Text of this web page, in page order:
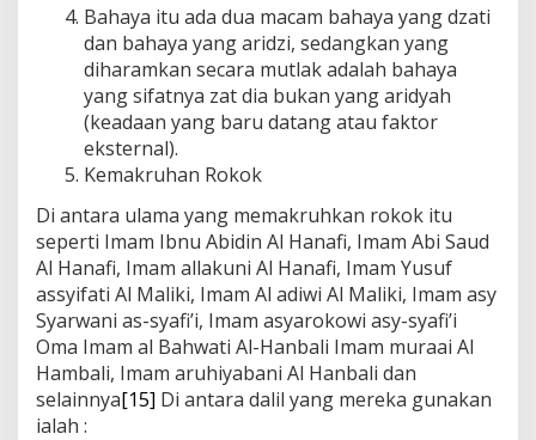
Bahaya itu ada dua macam bahaya yang dzati
dan bahaya yang aridzi, sedangkan yang
diharamkan secara mutlak adalah bahaya
yang sifatnya zat dia bukan yang aridyah
(keadaan yang baru datang atau faktor
eksternal).
Kemakruhan Rokok
Di antara ulama yang memakruhkan rokok itu
seperti Imam Ibnu Abidin Al Hanafi, Imam Abi Saud
Al Hanafi, Imam allakuni Al Hanafi, Imam Yusuf
assyifati Al Maliki, Imam Al adiwi Al Maliki, Imam asy
Syarwani as-syafi’i, Imam asyarokowi asy-syafi’i
Oma Imam al Bahwati Al-Hanbali Imam muraai Al
Hambali, Imam aruhiyabani Al Hanbali dan
selainnya[15] Di antara dalil yang mereka gunakan
ialah :